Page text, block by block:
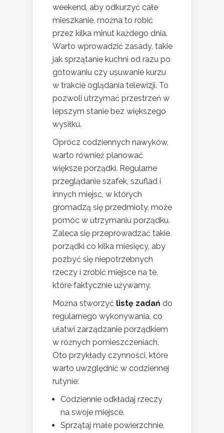
weekend, aby odkurzyć całe
mieszkanie, można to robić
przez kilka minut każdego dnia.
Warto wprowadzić zasady, takie
jak sprzątanie kuchni od razu po
gotowaniu czy usuwanie kurzu
w trakcie oglądania telewizji. To
pozwoli utrzymać przestrzeń w
lepszym stanie bez większego
wysiłku.
Oprócz codziennych nawyków,
warto również planować
większe porządki. Regularne
przeglądanie szafek, szuflad i
innych miejsc, w których
gromadzą się przedmioty, może
pomóc w utrzymaniu porządku.
Zaleca się przeprowadzać takie
porządki co kilka miesięcy, aby
pozbyć się niepotrzebnych
rzeczy i zrobić miejsce na te,
które faktycznie używamy.
Można stworzyć listę zadań do
regularnego wykonywania, co
ułatwi zarządzanie porządkiem
w różnych pomieszczeniach.
Oto przykłady czynności, które
warto uwzględnić w codziennej
rutynie:
Codziennie odkładaj rzeczy
na swoje miejsce.
Sprzątaj małe powierzchnie,